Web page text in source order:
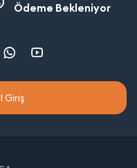
Ödeme Bekleniyor
Giriş